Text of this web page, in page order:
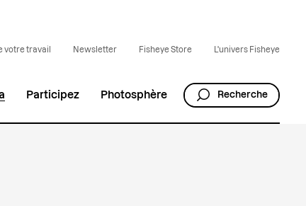
votre travail Newsletter Fisheye Store L'univers Fisheye
Participez Photosphère Recherche